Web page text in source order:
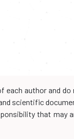
each author and
scientific
that may